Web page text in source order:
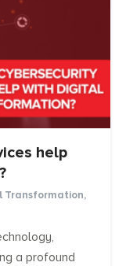
help
Transformation,
a profound